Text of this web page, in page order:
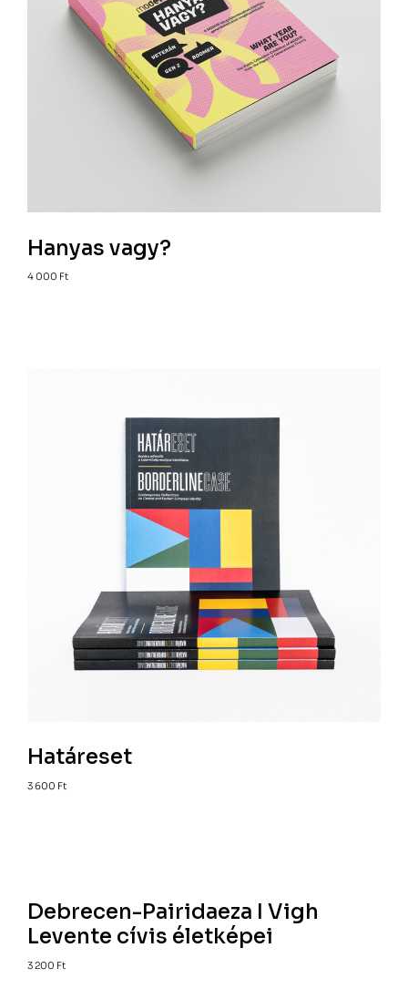
Hanyas vagy?
4 000 Ft
Határeset
3 600 Ft
Debrecen-Pairidaeza I Vigh
Levente cívis életképei
3 200 Ft